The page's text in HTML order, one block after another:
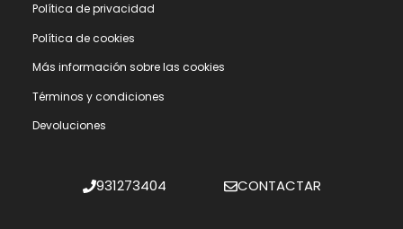
Polí­tica de privacidad
Polí­tica de cookies
Más información sobre las cookies
Términos y condiciones
Devoluciones
931273404 CONTACTAR